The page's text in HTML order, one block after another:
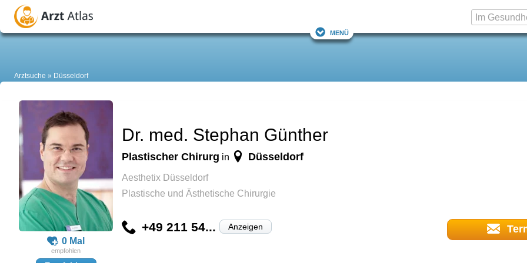
Menü
Arztsuche Düsseldorf
0 Mal
Dr. med. Stephan Günther
Plastischer Chirurg in Düsseldorf
Aesthetix Düsseldorf
Plastische und Ästhetische Chirurgie
+49 211 54... Anzeigen